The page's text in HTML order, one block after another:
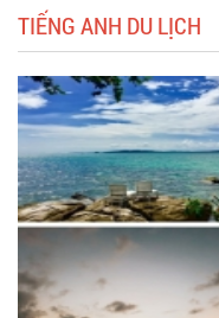
TIẾNG ANH DU LỊCH